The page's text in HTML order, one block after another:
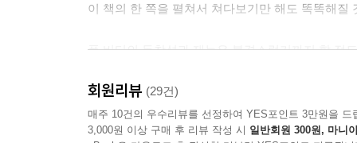
책], 보스턴 글로브 [올해의 책], 허핑턴 포스트 [
버린 여자, ?아니, 원래는 어디 출신이냐고요??
편견과 차별의 역사를 짚어 나가며 [모두 까기]를
플로우를 따라서 끝까지 읽을 수 있을 것이다.
이 책의 한 쪽을 펼쳐서 쳐다보기만 해도 똑똑해
폴 비티의 독창성과 재능은 불경스럽기까지 할 정
훌륭하다. 놀랍다. 정신이 이상한 천사가 쓴 소설
단 한 단락만 읽어도 다른 현대 소설보다 더 많은
회원리뷰 (29건)
매주 10건의 우수리뷰를 선정하여 YES포인트 3만원을 드
3,000원 이상 구매 후 리뷰 작성 시 일반회원 300원, 마니